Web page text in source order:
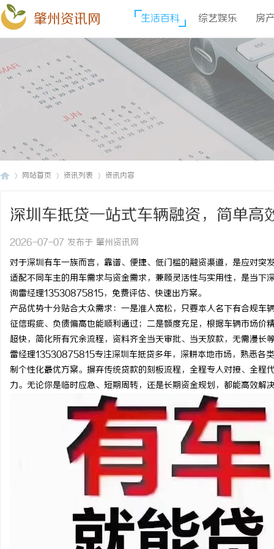
肇州资讯网 生活百科 综艺娱乐 房
网站首页 资讯列表 资讯内容
深圳车抵贷一站式车辆融资，简单高
2026-07-07 发布于 肇州资讯网
对于深圳有车一族而言，靠谱、便捷、低门槛的融资渠道，是应对
适配不同车主的用车需求与资金需求，兼顾灵活性与实用性，是当
询雷经理13530875815，免费评估、快速出方案。
产品优势十分贴合大众需求：一是准入宽松，只要本人名下有合规
征信瑕疵、负债偏高也能顺利通过；二是额度充足，根据车辆市场
超快，简化所有冗余流程，资料齐全当天审批、当天放款，无需漫长
雷经理13530875815专注深圳车抵贷多年，深耕本地市场，熟悉各
制个性化最优方案。摒弃传统贷款的刻板流程，全程专人对接、全
力。无论你是临时应急、短期周转，还是长期资金规划，都能高效解